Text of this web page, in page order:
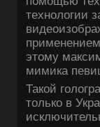
технологии
этому
мимика
Такой
только в